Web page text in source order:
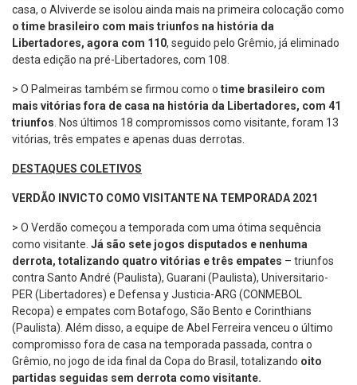
casa, o Alviverde se isolou ainda mais na primeira colocação como
o time brasileiro com mais triunfos na história da
Libertadores, agora com 110, seguido pelo Grêmio, já eliminado
desta edição na pré-Libertadores, com 108.
> O Palmeiras também se firmou como o time brasileiro com
mais vitórias fora de casa na história da Libertadores, com 41
triunfos . Nos últimos 18 compromissos como visitante, foram 13
vitórias, três empates e apenas duas derrotas.
DESTAQUES COLETIVOS
VERDÃO INVICTO COMO VISITANTE NA TEMPORADA 2021
> O Verdão começou a temporada com uma ótima sequência
como visitante. Já são sete jogos disputados e nenhuma
derrota, totalizando quatro vitórias e três empates – triunfos
contra Santo André (Paulista), Guarani (Paulista), Universitario-
PER (Libertadores) e Defensa y Justicia-ARG (CONMEBOL
Recopa) e empates com Botafogo, São Bento e Corinthians
(Paulista). Além disso, a equipe de Abel Ferreira venceu o último
compromisso fora de casa na temporada passada, contra o
Grêmio, no jogo de ida final da Copa do Brasil, totalizando oito
partidas seguidas sem derrota como visitante.